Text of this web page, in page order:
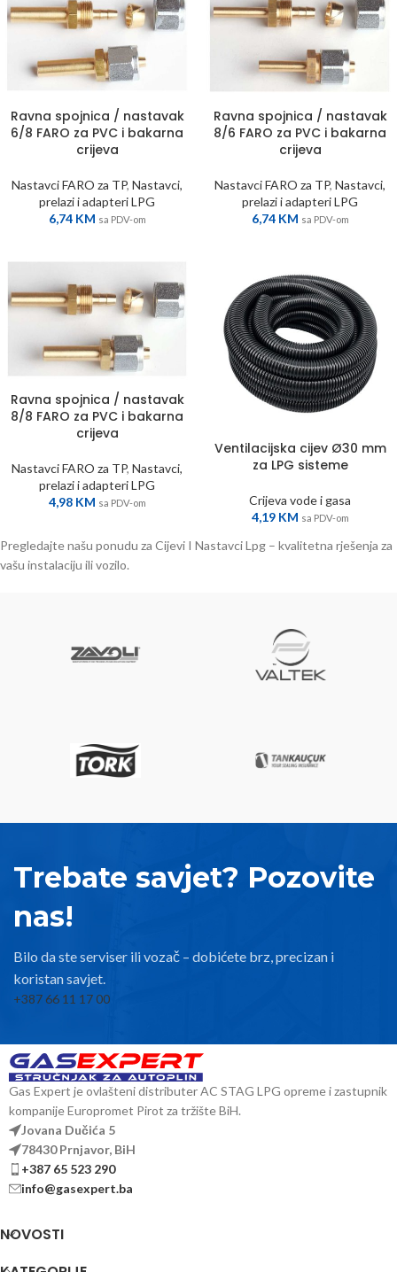
Ravna spojnica / nastavak
6/8 FARO za PVC i bakarna
crijeva
Nastavci FARO za TP, Nastavci,
prelazi i adapteri LPG
6,74 KM sa PDV-om
Ravna spojnica / nastavak
8/6 FARO za PVC i bakarna
crijeva
Nastavci FARO za TP, Nastavci,
prelazi i adapteri LPG
6,74 KM sa PDV-om
Ravna spojnica / nastavak
8/8 FARO za PVC i bakarna
crijeva
Nastavci FARO za TP, Nastavci,
prelazi i adapteri LPG
4,98 KM sa PDV-om
Ventilacijska cijev Ø30 mm
za LPG sisteme
Crijeva vode i gasa
4,19 KM sa PDV-om
Pregledajte našu ponudu za Cijevi I Nastavci Lpg – kvalitetna rješenja za
vašu instalaciju ili vozilo.
Trebate savjet? Pozovite
nas!
Bilo da ste serviser ili vozač – dobićete brz, precizan i
koristan savjet.
+387 66 11 17 00
Gas Expert je ovlašteni distributer AC STAG LPG opreme i zastupnik
kompanije Europromet Pirot za tržište BiH.
Jovana Dučića 5
78430 Prnjavor, BiH
+387 65 523 290
info@gasexpert.ba
NOVOSTI